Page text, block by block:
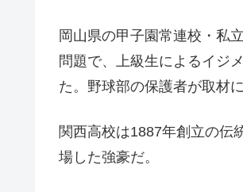
岡山県の甲子園常連校・私
問題で、上級生によるイジ
た。野球部の保護者が取材
関西高校は1887年創立の伝
場した強豪だ。